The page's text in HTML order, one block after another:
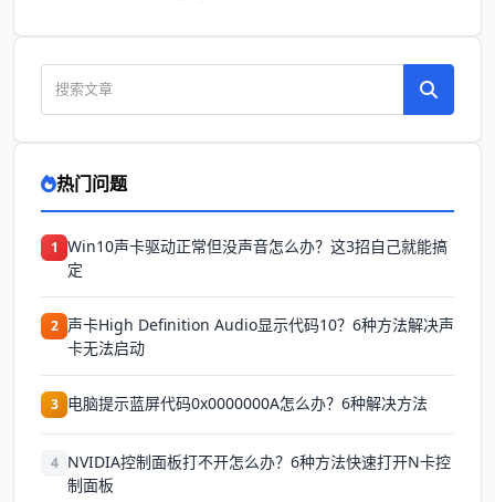
热门问题
1 Win10声卡驱动正常但没声音怎么办？这3招自己就能搞
定
2 声卡High Definition Audio显示代码10？6种方法解决声
卡无法启动
3 电脑提示蓝屏代码0x0000000A怎么办？6种解决方法
4 NVIDIA控制面板打不开怎么办？6种方法快速打开N卡控
制面板